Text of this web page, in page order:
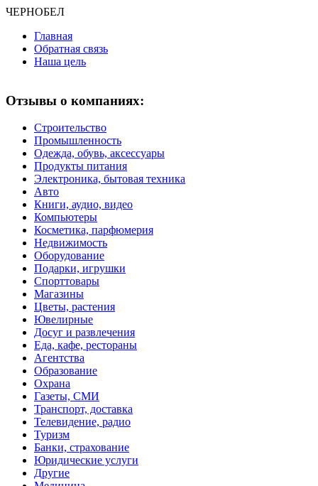
ЧЕРНОБЕЛ
Главная
Обратная связь
Наша цель
Отзывы о компаниях:
Строительство
Промышленность
Одежда, обувь, аксессуары
Продукты питания
Электроника, бытовая техника
Авто
Книги, аудио, видео
Компьютеры
Косметика, парфюмерия
Недвижимость
Оборудование
Подарки, игрушки
Спорттовары
Магазины
Цветы, растения
Ювелирные
Досуг и развлечения
Еда, кафе, рестораны
Агентства
Образование
Охрана
Газеты, СМИ
Транспорт, доставка
Телевидение, радио
Туризм
Банки, страхование
Юридические услуги
Другие